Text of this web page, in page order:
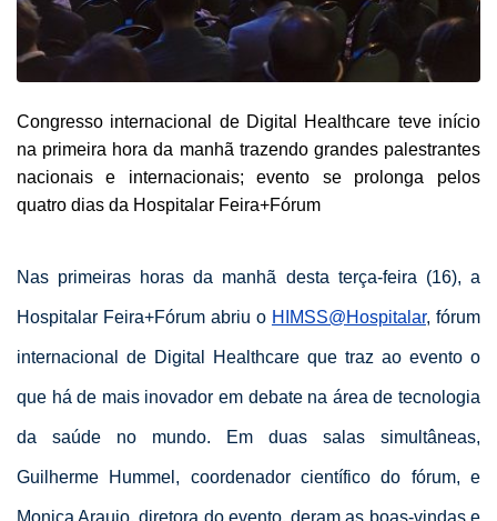
Congresso internacional de Digital Healthcare teve início
na primeira hora da manhã trazendo grandes palestrantes
nacionais e internacionais; evento se prolonga pelos
quatro dias da Hospitalar Feira+Fórum
Nas primeiras horas da manhã desta terça-feira (16), a
Hospitalar Feira+Fórum abriu o HIMSS@Hospitalar, fórum
internacional de Digital Healthcare que traz ao evento o
que há de mais inovador em debate na área de tecnologia
da saúde no mundo. Em duas salas simultâneas,
Guilherme Hummel, coordenador científico do fórum, e
Monica Araujo, diretora do evento, deram as boas-vindas e